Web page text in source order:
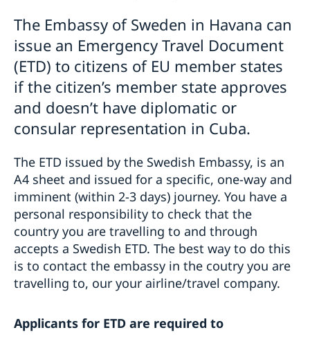
Pass för vuxna i Kuba
Pass för minderåriga i Kuba
Provisoriskt pass i Kuba
Emergency Travel Documents (ETD)
Samordningsnummer
Akut hjälp
Om olyckan är framme
Ekonomiskt nödställd
Juridisk hjälp
Dödsfall
Registrera nyfödd utomlands
Nationellt id-kort
Gifta sig utomlands
Avgifter
Legaliseringar
Levnadsintyg
Reseinformation
Ambassadens reseinformation
Aktuella händelser
Generella råd till resenärer
In- och utresebestämmelser
Naturförhållanden och katastrofer
Service för svenska företag
Landinformation
Advokatlista
The Embassy of Sweden in Havana can
issue an Emergency Travel Document
(ETD) to citizens of EU member states
if the citizen’s member state approves
and doesn’t have diplomatic or
consular representation in Cuba.
The ETD issued by the Swedish Embassy, is an
A4 sheet and issued for a specific, one-way and
imminent (within 2-3 days) journey. You have a
personal responsibility to check that the
country you are travelling to and through
accepts a Swedish ETD. The best way to do this
is to contact the embassy in the coutry you are
travelling to, our your airline/travel company.
Applicants for ETD are required to